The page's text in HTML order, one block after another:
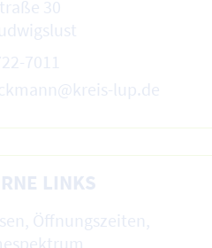
30
7011
lup.de
LINKS
Öffnungszeiten,